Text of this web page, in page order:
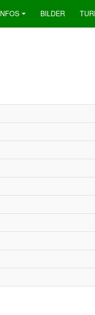
BILDER